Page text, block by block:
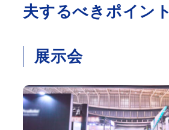
夫するべきポイント
展示会